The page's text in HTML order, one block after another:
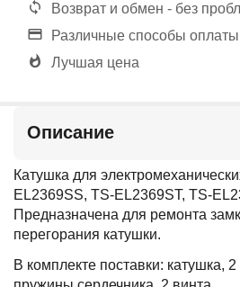
Возврат и обмен - без
Различные способы оплаты
Лучшая цена
Описание
Катушка для
EL2369SS, TS-EL2369ST, TS-
Предназначена для ремонта
перегорания катушки.
В комплекте поставки: катушка,